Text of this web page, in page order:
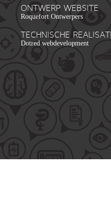
ONTWERP WEBSITE
Roquefort Ontwerpers
TECHNISCHE
Dotred webdevelopment